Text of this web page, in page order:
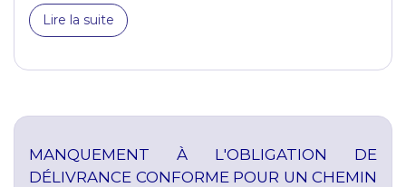
Lire la suite
MANQUEMENT À L'OBLIGATION DE
DÉLIVRANCE CONFORME POUR UN CHEMIN